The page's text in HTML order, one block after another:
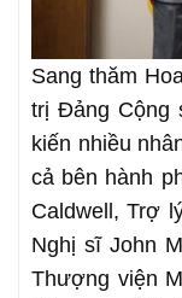
Sang thăm
trị Đảng Cộng
kiến nhiều
cả bên hành
Caldwell, Trợ
Nghị sĩ John
Thượng viện